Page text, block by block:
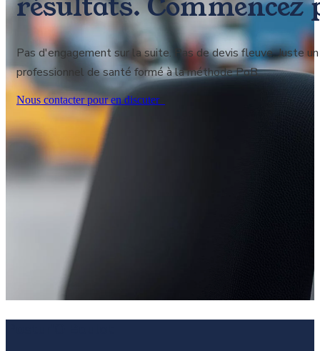
Pas d'engagement sur la suite. Pas de devis fleuve. Juste
professionnel de santé formé à la méthode PoB.
Nous contacter pour en discuter_